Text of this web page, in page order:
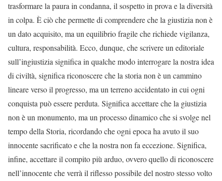
trasformare la paura in condanna, il sospetto in prova e la diversità
in colpa. È ciò che permette di comprendere che la giustizia non è
un dato acquisito, ma un equilibrio fragile che richiede vigilanza,
cultura, responsabilità. Ecco, dunque, che scrivere un editoriale
sull’ingiustizia significa in qualche modo interrogare la nostra idea
di civiltà, significa riconoscere che la storia non è un cammino
lineare verso il progresso, ma un terreno accidentato in cui ogni
conquista può essere perduta. Significa accettare che la giustizia
non è un monumento, ma un processo dinamico che si svolge nel
tempo della Storia, ricordando che ogni epoca ha avuto il suo
innocente sacrificato e che la nostra non fa eccezione. Significa,
infine, accettare il compito più arduo, ovvero quello di riconoscere
nell’innocente che verrà il riflesso possibile del nostro stesso volto